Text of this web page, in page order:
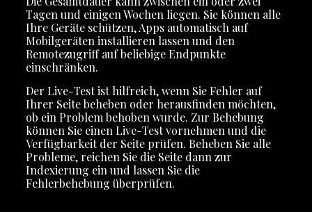
Tagen und einigen Wochen liegen. Sie können alle
Ihre Geräte schützen, Apps automatisch auf
Mobilgeräten installieren lassen und den
Remotezugriff auf beliebige Endpunkte
einschränken.
Der Live-Test ist hilfreich, wenn Sie Fehler auf
Ihrer Seite beheben oder herausfinden möchten,
ob ein Problem behoben wurde. Zur Behebung
können Sie einen Live-Test vornehmen und die
Verfügbarkeit der Seite prüfen. Beheben Sie alle
Probleme, reichen Sie die Seite dann zur
Indexierung ein und lassen Sie die
Fehlerbehebung überprüfen.